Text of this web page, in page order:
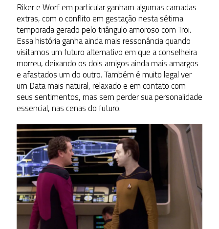
Riker e Worf em particular ganham algumas camadas
extras, com o conflito em gestação nesta sétima
temporada gerado pelo triângulo amoroso com Troi.
Essa história ganha ainda mais ressonância quando
visitamos um futuro alternativo em que a conselheira
morreu, deixando os dois amigos ainda mais amargos
e afastados um do outro. Também é muito legal ver
um Data mais natural, relaxado e em contato com
seus sentimentos, mas sem perder sua personalidade
essencial, nas cenas do futuro.